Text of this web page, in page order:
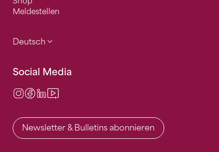
Meldestellen
Deutsch
Social Media
Instagram
Facebook
LinkedIn
Newsletter & Bulletins abonnieren